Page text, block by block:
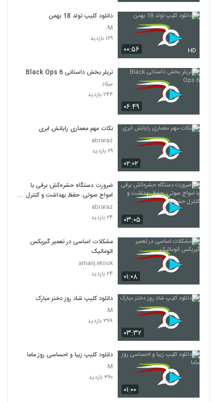
۰۰:۵۶ HD
دانلود کلیپ تولد 18 بهمن
M
۱۲۹ بازدید
۰۶:۴۹
تریلر بخش داستانی Black Ops 6
میلاد
۲۴۴ بازدید
۰۲:۰۲
نکات مهم معماری رایانش ابری
abraraz
۲۹ بازدید
۰۳:۰۵
ضرورت دستگاه حشره‌کش برقی با
امواج صوتی: حفظ بهداشت و کنترل
حشرات
abraraz
۲۴ بازدید
۰۱:۰۸
مشکلات اساسی در تعمیر گیربکس
اتوماتیک
amanj.etook
۲۴ بازدید
۰۳:۳۲
دانلود کلیپ شاد روز دختر مبارک
M
۳۶۸ بازدید
۰۱:۰۰
دانلود کلیپ زیبا و احساسی روز ماما
M
۳۶۰ بازدید